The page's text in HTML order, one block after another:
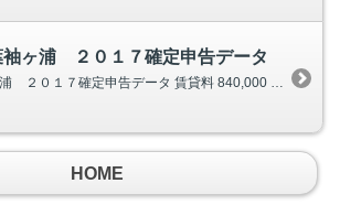
袖ヶ浦 ２０１７確定申告データ
HOME